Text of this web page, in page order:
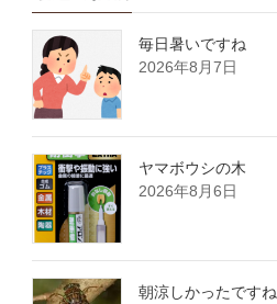
毎日暑いですね
2026年8月7日
ヤマボウシの木
2026年8月6日
朝涼しかったですね